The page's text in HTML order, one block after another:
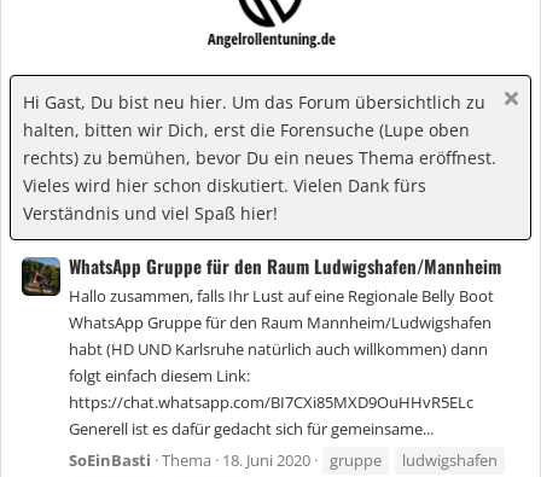
Hi Gast, Du bist neu hier. Um das Forum übersichtlich zu
halten, bitten wir Dich, erst die Forensuche (Lupe oben
rechts) zu bemühen, bevor Du ein neues Thema eröffnest.
Vieles wird hier schon diskutiert. Vielen Dank fürs
Verständnis und viel Spaß hier!
WhatsApp Gruppe für den Raum Ludwigshafen/Mannheim
Hallo zusammen, falls Ihr Lust auf eine Regionale Belly Boot
WhatsApp Gruppe für den Raum Mannheim/Ludwigshafen
habt (HD UND Karlsruhe natürlich auch willkommen) dann
folgt einfach diesem Link:
https://chat.whatsapp.com/BI7CXi85MXD9OuHHvR5ELc
Generell ist es dafür gedacht sich für gemeinsame...
SoEinBasti Thema 18. Juni 2020 gruppe
ludwigshafen